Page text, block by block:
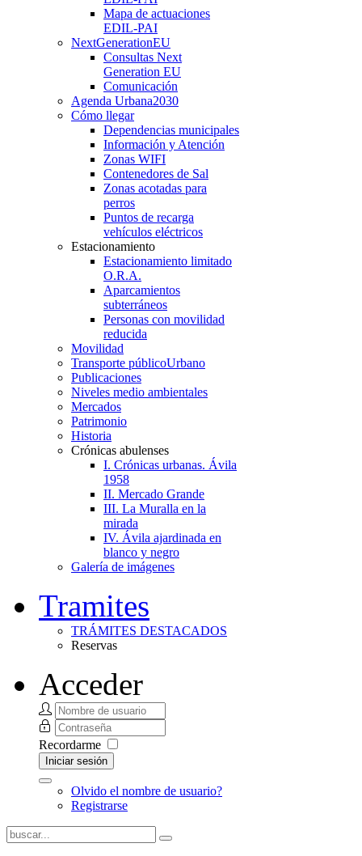
Mapa de actuaciones
EDIL-PAI
NextGenerationEU
Consultas Next
Generation EU
Comunicación
Agenda Urbana2030
Cómo llegar
Dependencias municipales
Información y Atención
Zonas WIFI
Contenedores de Sal
Zonas acotadas para
perros
Puntos de recarga
vehículos eléctricos
Estacionamiento
Estacionamiento limitado
O.R.A.
Aparcamientos
subterráneos
Personas con movilidad
reducida
Movilidad
Transporte públicoUrbano
Publicaciones
Niveles medio ambientales
Mercados
Patrimonio
Historia
Crónicas abulenses
I. Crónicas urbanas. Ávila
1958
II. Mercado Grande
III. La Muralla en la
mirada
IV. Ávila ajardinada en
blanco y negro
Galería de imágenes
Tramites
TRÁMITES DESTACADOS
Reservas
Acceder
Recordarme
Iniciar sesión
Olvido el nombre de usuario?
Registrarse